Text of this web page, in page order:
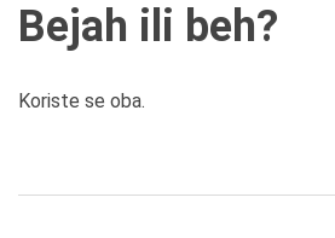
Bejah ili beh?
Koriste se oba.